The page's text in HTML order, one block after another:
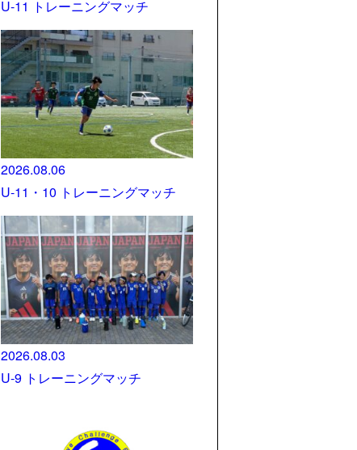
U-11 トレーニングマッチ
2026.08.06
U-11・10 トレーニングマッチ
2026.08.03
U-9 トレーニングマッチ